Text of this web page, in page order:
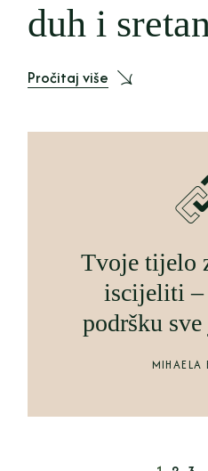
duh i
Pročitaj više
Tvoje tijelo
iscijeliti –
podršku
MIHAELA